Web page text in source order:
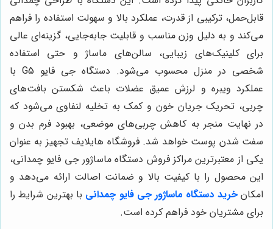
قابل‌حمل، ترکیبی از قدرت، عملکرد بالا و سهولت استفاده را فراهم
می‌کند و به دلیل وزن مناسب و قابلیت جابه‌جایی، گزینه‌ای عالی
برای کلینیک‌های زیبایی، سالن‌های ماساژ و حتی استفاده
شخصی در منزل محسوب می‌شود. دستگاه جی فایو G5 با
عملکرد ویبره و لرزش عمیق عضلات باعث شکستن بافت‌های
چربی، تحریک جریان خون و کمک به تخلیه لنفاوی می‌شود که
در نهایت منجر به کاهش چربی‌های موضعی، بهبود فرم بدن و
سفت شدن پوست خواهد شد. فروشگاه هایلایف تجهیز به عنوان
یکی از معتبرترین مراکز فروش دستگاه ماساژور جی فایو چمدانی،
این محصول را با کیفیت بالا و ضمانت اصالت ارائه می‌دهد و
امکان خرید دستگاه ماساژور جی فایو چمدانی با بهترین شرایط را
برای مشتریان خود فراهم کرده است.